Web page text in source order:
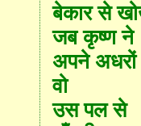
बेकार से
जब कृष्ण ने
अपने
वो
उस पल से